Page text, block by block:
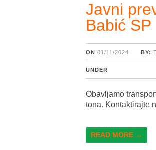
Javni
Babić SP
ON 01/11/2024 BY:
UNDER
Obavljamo
tona. Kontaktirajte
READ MORE →